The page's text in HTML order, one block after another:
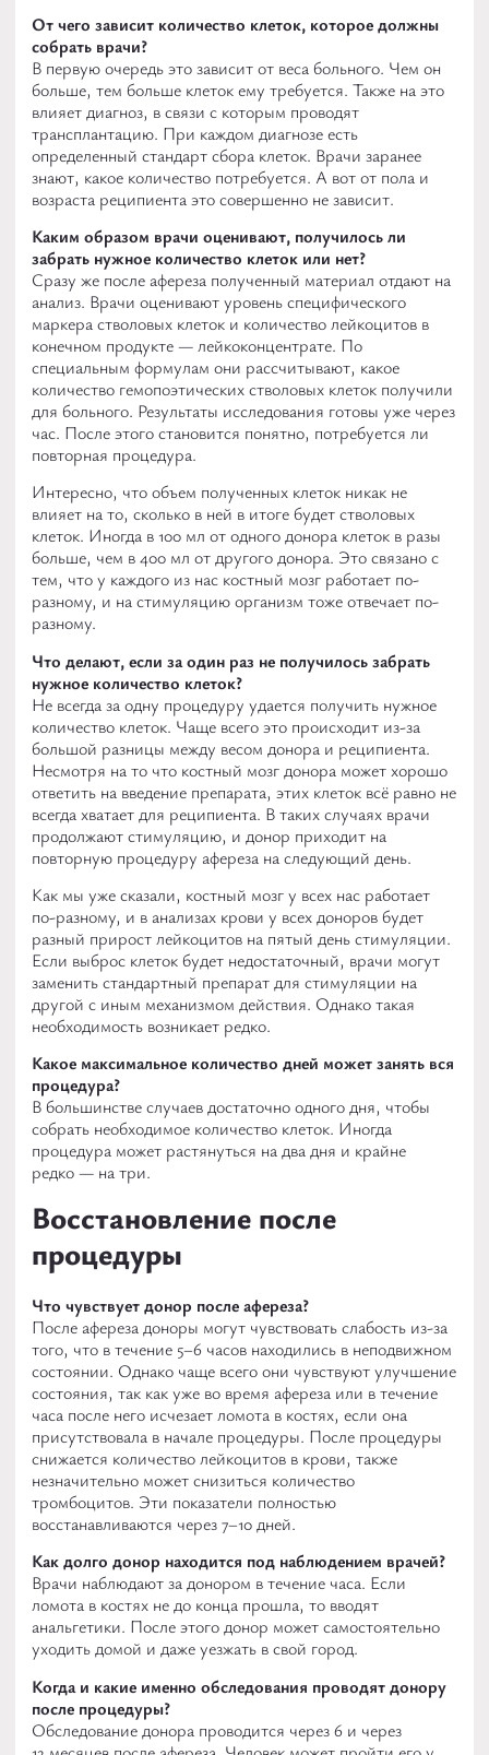
От чего зависит количество клеток, которое должны
собрать врачи?
В первую очередь это зависит от веса больного. Чем он
больше, тем больше клеток ему требуется. Также на это
влияет диагноз, в связи с которым проводят
трансплантацию. При каждом диагнозе есть
определенный стандарт сбора клеток. Врачи заранее
знают, какое количество потребуется. А вот от пола и
возраста реципиента это совершенно не зависит.
Каким образом врачи оценивают, получилось ли
забрать нужное количество клеток или нет?
Сразу же после афереза полученный материал отдают на
анализ. Врачи оценивают уровень специфического
маркера стволовых клеток и количество лейкоцитов в
конечном продукте — лейкоконцентрате. По
специальным формулам они рассчитывают, какое
количество гемопоэтических стволовых клеток получили
для больного. Результаты исследования готовы уже через
час. После этого становится понятно, потребуется ли
повторная процедура.
Интересно, что объем полученных клеток никак не
влияет на то, сколько в ней в итоге будет стволовых
клеток. Иногда в 100 мл от одного донора клеток в разы
больше, чем в 400 мл от другого донора. Это связано с
тем, что у каждого из нас костный мозг работает по-
разному, и на стимуляцию организм тоже отвечает по-
разному.
Что делают, если за один раз не получилось забрать
нужное количество клеток?
Не всегда за одну процедуру удается получить нужное
количество клеток. Чаще всего это происходит из-за
большой разницы между весом донора и реципиента.
Несмотря на то что костный мозг донора может хорошо
ответить на введение препарата, этих клеток всё равно не
всегда хватает для реципиента. В таких случаях врачи
продолжают стимуляцию, и донор приходит на
повторную процедуру афереза на следующий день.
Как мы уже сказали, костный мозг у всех нас работает
по-разному, и в анализах крови у всех доноров будет
разный прирост лейкоцитов на пятый день стимуляции.
Если выброс клеток будет недостаточный, врачи могут
заменить стандартный препарат для стимуляции на
другой с иным механизмом действия. Однако такая
необходимость возникает редко.
Какое максимальное количество дней может занять вся
процедура?
В большинстве случаев достаточно одного дня, чтобы
собрать необходимое количество клеток. Иногда
процедура может растянуться на два дня и крайне
редко — на три.
Восстановление после
процедуры
Что чувствует донор после афереза?
После афереза доноры могут чувствовать слабость из-за
того, что в течение 5–6 часов находились в неподвижном
состоянии. Однако чаще всего они чувствуют улучшение
состояния, так как уже во время афереза или в течение
часа после него исчезает ломота в костях, если она
присутствовала в начале процедуры. После процедуры
снижается количество лейкоцитов в крови, также
незначительно может снизиться количество
тромбоцитов. Эти показатели полностью
восстанавливаются через 7–10 дней.
Как долго донор находится под наблюдением врачей?
Врачи наблюдают за донором в течение часа. Если
ломота в костях не до конца прошла, то вводят
анальгетики. После этого донор может самостоятельно
уходить домой и даже уезжать в свой город.
Когда и какие именно обследования проводят донору
после процедуры?
Обследование донора проводится через 6 и через